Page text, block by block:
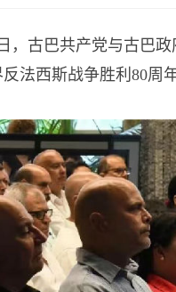
，古巴共产党与古巴
法西斯战争胜利80周年